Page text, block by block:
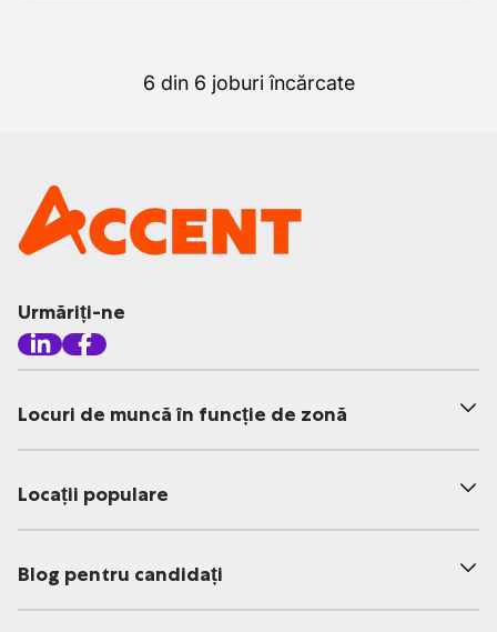
6 din 6 joburi încărcate
Urmăriți-ne
Locuri de muncă în funcție de zonă
Locații populare
Blog pentru candidați